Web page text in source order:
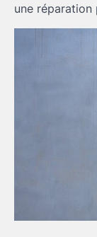
une réparation